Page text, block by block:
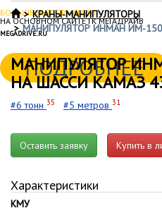
БОЛЬШЕ ИНФОРМАЦИИ
НА ОСНОВНОМ САЙТЕ ГК МЕГАДРАЙВ
MEGADRIVE.RU
ПОДРОБНЕЕ
КРАНЫ-МАНИПУЛЯТОРЫ
МАНИПУЛЯТОР ИНМАН ИМ-
МАНИПУЛЯТОР
НА ШАССИ КАМАЗ
#6 тонн 35 #5 метров 31
Оставить заявку Купить в
Характеристики
КМУ